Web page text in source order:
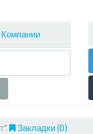
Компании
Закладки (0)